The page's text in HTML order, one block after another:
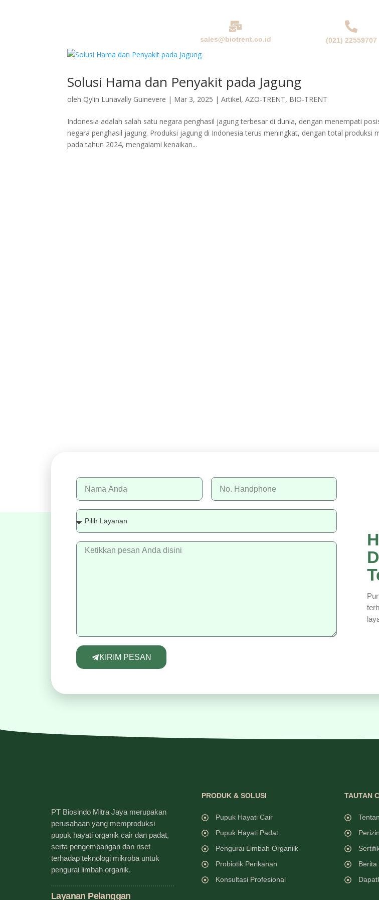
sales@biotrent.co.id (021) 22559707
Solusi Hama dan Penyakit pada Jagung
oleh Qylin Lunavally Guinevere | Mar 3, 2025 |Artikel,AZO-TRENT, BIO-TRENT
Indonesia adalah salah satu negara penghasil jagung terbesar di dunia, dengan menempati
negara penghasil jagung. Produksi jagung di Indonesia terus meningkat, dengan total produksi
pada tahun 2024, mengalami kenaikan...
KIRIM PESAN
PT Biosindo Mitra Jaya merupakan
perusahaan yang memproduksi
pupuk hayati organik cair dan padat,
serta pengembangan dan riset
terhadap teknologi mikroba untuk
pengurai limbah organik.
Layanan Pelanggan
PRODUK & SOLUSI
Pupuk Hayati Cair
Pupuk Hayati Padat
Pengurai Limbah Organiik
Probiotik Perikanan
Konsultasi Profesional
TAUTAN
Berita